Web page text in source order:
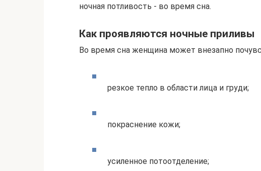
ночная потливость - во время сна.
Как проявляются ночные приливы
Во время сна женщина может внезапно
резкое тепло в области лица и груди;
покраснение кожи;
усиленное потоотделение;